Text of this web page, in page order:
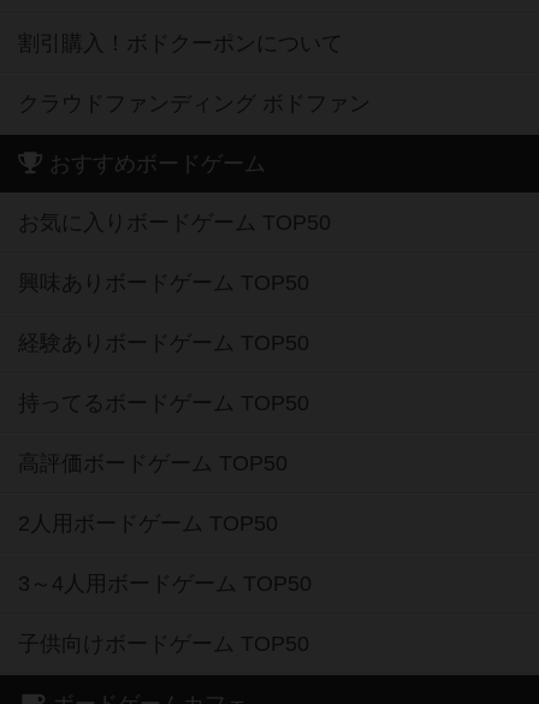
割引購入！ボドクーポンについて
クラウドファンディング ボドファン
おすすめボードゲーム
お気に入りボードゲーム TOP50
興味ありボードゲーム TOP50
経験ありボードゲーム TOP50
持ってるボードゲーム TOP50
高評価ボードゲーム TOP50
2人用ボードゲーム TOP50
3～4人用ボードゲーム TOP50
子供向けボードゲーム TOP50